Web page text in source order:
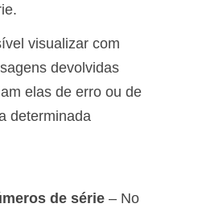
visualizar com
devolvidas
elas de erro ou de
determinada
de série – No